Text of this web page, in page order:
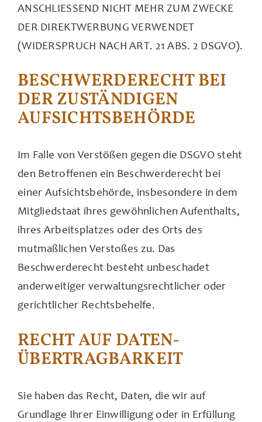
ANSCHLIESSEND NICHT MEHR ZUM ZWECKE
DER DIREKTWERBUNG VERWENDET
(WIDERSPRUCH NACH ART. 21 ABS. 2 DSGVO).
BESCHWERDE­RECHT BEI
DER ZUSTÄNDIGEN
AUFSICHTS­BEHÖRDE
Im Falle von Verstößen gegen die DSGVO steht
den Betroffenen ein Beschwerderecht bei
einer Aufsichtsbehörde, insbesondere in dem
Mitgliedstaat ihres gewöhnlichen Aufenthalts,
ihres Arbeitsplatzes oder des Orts des
mutmaßlichen Verstoßes zu. Das
Beschwerderecht besteht unbeschadet
anderweitiger verwaltungsrechtlicher oder
gerichtlicher Rechtsbehelfe.
RECHT AUF DATEN­
ÜBERTRAG­BARKEIT
Sie haben das Recht, Daten, die wir auf
Grundlage Ihrer Einwilligung oder in Erfüllung